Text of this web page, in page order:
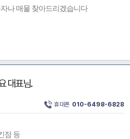
나 매물 찾아드리겠습니다
대표님.
휴대폰 010-6498-6828
점 등